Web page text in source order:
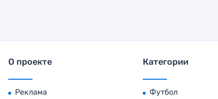
О проекте
Реклама
Категории
Футбол